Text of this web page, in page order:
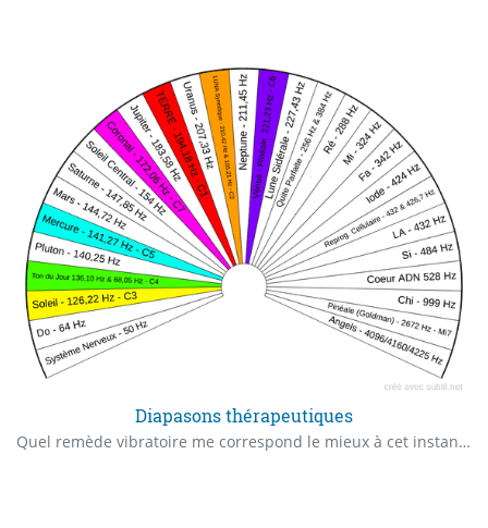
Diapasons thérapeutiques
Quel remède vibratoire me correspond le mieux à cet instant ?